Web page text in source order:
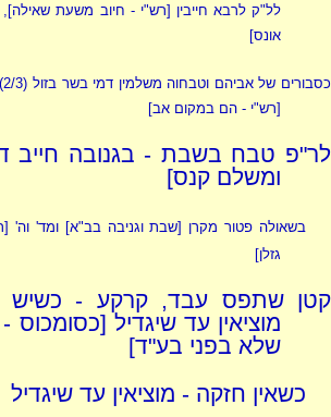
לל"ק לרבא חייבין [רש"י - חיוב משעת שאילה],
אונס]
כסבורים של אביהם וטבחוה משלמין דמי בשר בזול ( 2/3
[רש"י - הם במקום אב]
לר"פ טבח בשבת - בגנובה חייב
ומשלם קנס]
בשאולה פטור מקרן [שבת וגניבה בב"א] ומד' וה' [
גזלן]
קטן שתפס עבד, קרקע - כשיש
מוציאין עד שיגדיל [כסומכוס
שלא בפני בע"ד]
כשאין חזקה - מוציאין עד שיגדיל